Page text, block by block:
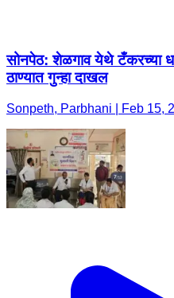
सोनपेठ: शेळगाव येथे टँकरच्या
ठाण्यात गुन्हा दाखल
Sonpeth, Parbhani | Feb 15,